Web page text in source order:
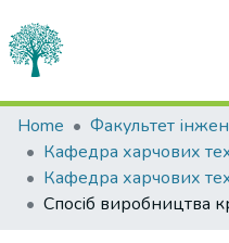
Statistics
Communities & Collections
All of DSpace
Home